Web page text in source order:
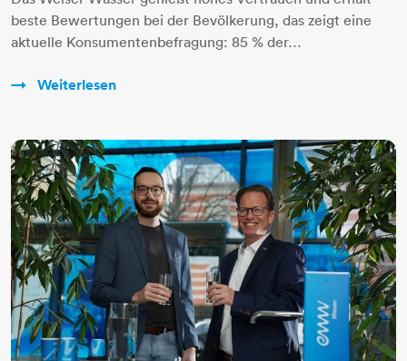
beste Bewertungen bei der Bevölkerung, das zeigt eine
aktuelle Konsumentenbefragung: 85 % der…
Weiterlesen